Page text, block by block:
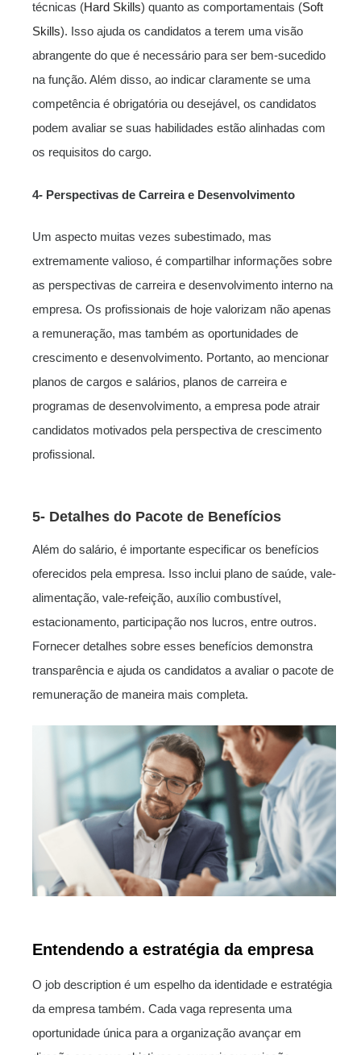
técnicas (Hard Skills) quanto as comportamentais (Soft
Skills). Isso ajuda os candidatos a terem uma visão
abrangente do que é necessário para ser bem-sucedido
na função. Além disso, ao indicar claramente se uma
competência é obrigatória ou desejável, os candidatos
podem avaliar se suas habilidades estão alinhadas com
os requisitos do cargo.
4- Perspectivas de Carreira e Desenvolvimento
Um aspecto muitas vezes subestimado, mas
extremamente valioso, é compartilhar informações sobre
as perspectivas de carreira e desenvolvimento interno na
empresa. Os profissionais de hoje valorizam não apenas
a remuneração, mas também as oportunidades de
crescimento e desenvolvimento. Portanto, ao mencionar
planos de cargos e salários, planos de carreira e
programas de desenvolvimento, a empresa pode atrair
candidatos motivados pela perspectiva de crescimento
profissional.
5- Detalhes do Pacote de Benefícios
Além do salário, é importante especificar os benefícios
oferecidos pela empresa. Isso inclui plano de saúde, vale-
alimentação, vale-refeição, auxílio combustível,
estacionamento, participação nos lucros, entre outros.
Fornecer detalhes sobre esses benefícios demonstra
transparência e ajuda os candidatos a avaliar o pacote de
remuneração de maneira mais completa.
Entendendo a estratégia da empresa
O job description é um espelho da identidade e estratégia
da empresa também. Cada vaga representa uma
oportunidade única para a organização avançar em